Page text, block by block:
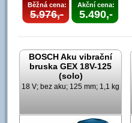
Běžná cena:
5.976,-
Akční cena:
5.490,-
BOSCH Aku vibrační
bruska GEX 18V-125
(solo)
18 V; bez aku; 125 mm; 1,1 kg